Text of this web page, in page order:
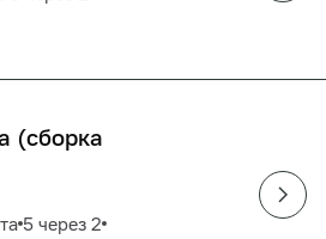
(сборка
5 через 2